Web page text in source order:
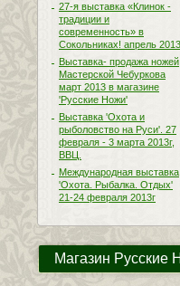
27-я выставка «Клинок -
традиции и
современность» в
Сокольниках! апрель
Выставка- продажа ножей
Мастерской Чебуркова
март 2013 в магазине
'Русские Ножи'
Выставка 'Охота и
рыболовство на Руси'. 27
февраля - 3 марта 2013г,
ВВЦ.
Международная выставка
'Охота. Рыбалка. Отдых'
21-24 февраля 2013г
Магазин Русские